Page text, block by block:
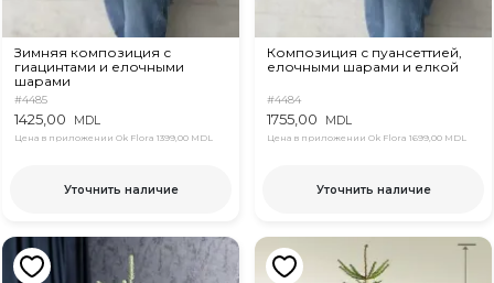
Зимняя композиция с
гиацинтами и елочными
шарами
#4485
1425,00 MDL
Цена в приложении Ok Flora 1399,00 MDL
Уточнить наличие
Композиция с пуансеттией,
елочными шарами и елкой
#4484
1755,00 MDL
Цена в приложении Ok Flora 1699,00 MDL
Уточнить наличие